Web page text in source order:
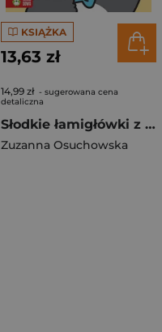
KSIĄŻKA
13,63 zł
14,99 zł - sugerowana cena
detaliczna
Słodkie łamigłówki z kotkiem. Słodkie łamigłówki
Zuzanna Osuchowska